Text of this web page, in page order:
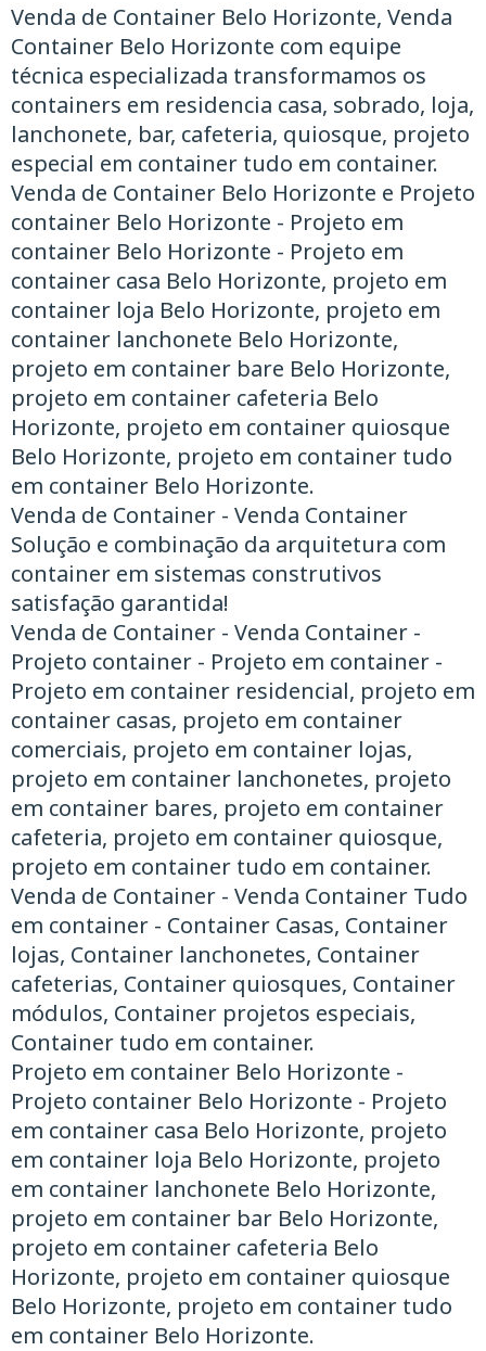
Venda de Container Belo Horizonte, Venda
Container Belo Horizonte com equipe
técnica especializada transformamos os
containers em residencia casa, sobrado, loja,
lanchonete, bar, cafeteria, quiosque, projeto
especial em container tudo em container.
Venda de Container Belo Horizonte e Projeto
container Belo Horizonte - Projeto em
container Belo Horizonte - Projeto em
container casa Belo Horizonte, projeto em
container loja Belo Horizonte, projeto em
container lanchonete Belo Horizonte,
projeto em container bare Belo Horizonte,
projeto em container cafeteria Belo
Horizonte, projeto em container quiosque
Belo Horizonte, projeto em container tudo
em container Belo Horizonte.
Venda de Container - Venda Container
Solução e combinação da arquitetura com
container em sistemas construtivos
satisfação garantida!
Venda de Container - Venda Container -
Projeto container - Projeto em container -
Projeto em container residencial, projeto em
container casas, projeto em container
comerciais, projeto em container lojas,
projeto em container lanchonetes, projeto
em container bares, projeto em container
cafeteria, projeto em container quiosque,
projeto em container tudo em container.
Venda de Container - Venda Container ​Tudo
em container - Container Casas, Container
lojas, Container lanchonetes, Container
cafeterias, Container quiosques, Container
módulos, Container projetos especiais,
Container tudo em container.
Projeto em container Belo Horizonte -
Projeto container Belo Horizonte - Projeto
em container casa Belo Horizonte, projeto
em container loja Belo Horizonte, projeto
em container lanchonete Belo Horizonte,
projeto em container bar Belo Horizonte,
projeto em container cafeteria Belo
Horizonte, projeto em container quiosque
Belo Horizonte, projeto em container tudo
em container Belo Horizonte.